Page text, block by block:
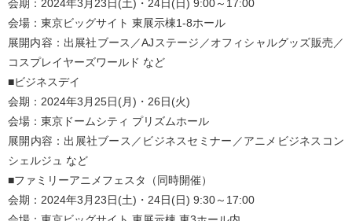
会期：2024年3月23日(土)・24日(日) 9:00～17:00
会場：東京ビッグサイト 東展示棟1-8ホール
展開内容：出展社ブース／AJステージ／オフィシャルグッズ販売／
コスプレイヤーズワールド など
■ビジネスデイ
会期：2024年3月25日(月)・26日(火)
会場：東京ドームシティ プリズムホール
展開内容：出展社ブース／ビジネスセミナー／アニメビジネスコン
シェルジュ など
■ファミリーアニメフェスタ（同時開催）
会期：2024年3月23日(土)・24日(日) 9:30～17:00